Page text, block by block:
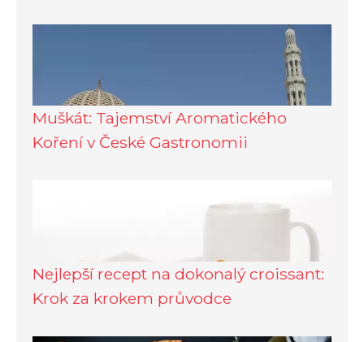
Muškát: Tajemství Aromatického
Koření v České Gastronomii
Nejlepší recept na dokonalý croissant:
Krok za krokem průvodce